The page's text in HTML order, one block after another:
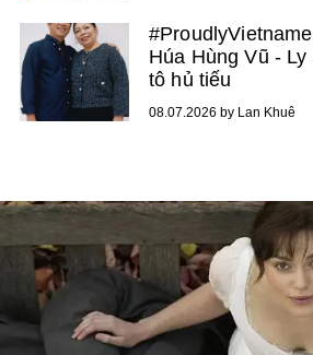
Húa Hùng Vũ -
tô hủ tiếu
08.07.2026 by Lan Khuê